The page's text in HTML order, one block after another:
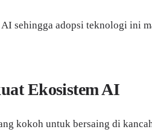
sehingga adopsi teknologi ini
Ekosistem AI
kokoh untuk bersaing di